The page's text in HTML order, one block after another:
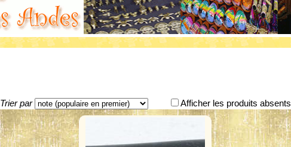
Trier par Afficher les produits absents